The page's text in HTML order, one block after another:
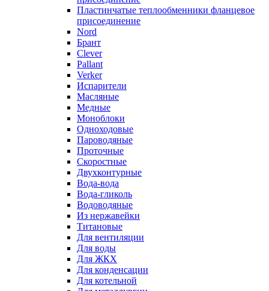
Пластинчатые теплообменники фланцевое
присоединение
Nord
Брант
Clever
Pallant
Verker
Испарители
Масляные
Медные
Моноблоки
Одноходовые
Пароводяные
Проточные
Скоростные
Двухконтурные
Вода-вода
Вода-гликоль
Водоводяные
Из нержавейки
Титановые
Для вентиляции
Для воды
Для ЖКХ
Для конденсации
Для котельной